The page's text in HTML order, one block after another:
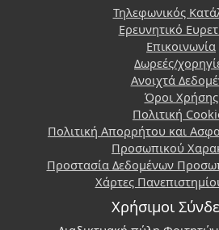
Τηλεφωνικός
Ερευνητικό
Επικοινωνία
Δωρεές/
Ανοιχτά
Όροι Χρήσης
Πολιτική
Πολιτική Απορρήτου και
Προσωπικού
Προστασία Δεδομένων
Χάρτες
Χρήσιμοι